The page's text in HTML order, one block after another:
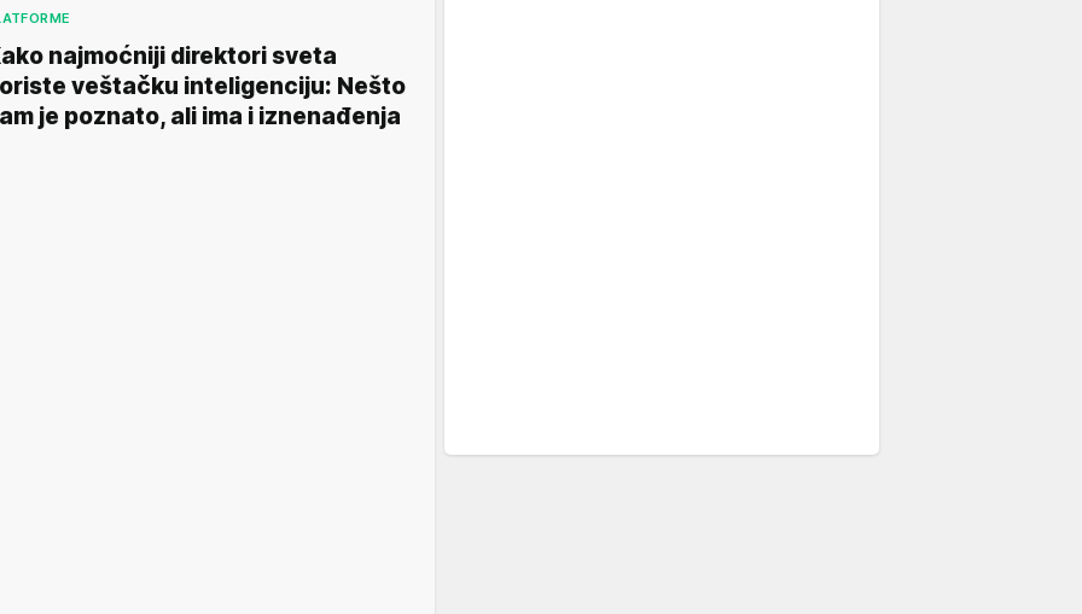
najmoćniji direktori sveta
veštačku inteligenciju: Nešto
je poznato, ali ima i iznenađenja